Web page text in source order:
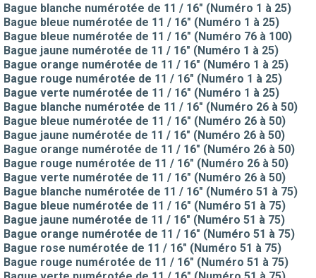
Bague blanche numérotée de 11 / 16" (Numéro 1 à 25)
Bague bleue numérotée de 11 / 16" (Numéro 1 à 25)
Bague bleue numérotée de 11 / 16" (Numéro 76 à 100)
Bague jaune numérotée de 11 / 16" (Numéro 1 à 25)
Bague orange numérotée de 11 / 16" (Numéro 1 à 25)
Bague rouge numérotée de 11 / 16" (Numéro 1 à 25)
Bague verte numérotée de 11 / 16" (Numéro 1 à 25)
Bague blanche numérotée de 11 / 16" (Numéro 26 à 50)
Bague bleue numérotée de 11 / 16" (Numéro 26 à 50)
Bague jaune numérotée de 11 / 16" (Numéro 26 à 50)
Bague orange numérotée de 11 / 16" (Numéro 26 à 50)
Bague rouge numérotée de 11 / 16" (Numéro 26 à 50)
Bague verte numérotée de 11 / 16" (Numéro 26 à 50)
Bague blanche numérotée de 11 / 16" (Numéro 51 à 75)
Bague bleue numérotée de 11 / 16" (Numéro 51 à 75)
Bague jaune numérotée de 11 / 16" (Numéro 51 à 75)
Bague orange numérotée de 11 / 16" (Numéro 51 à 75)
Bague rose numérotée de 11 / 16" (Numéro 51 à 75)
Bague rouge numérotée de 11 / 16" (Numéro 51 à 75)